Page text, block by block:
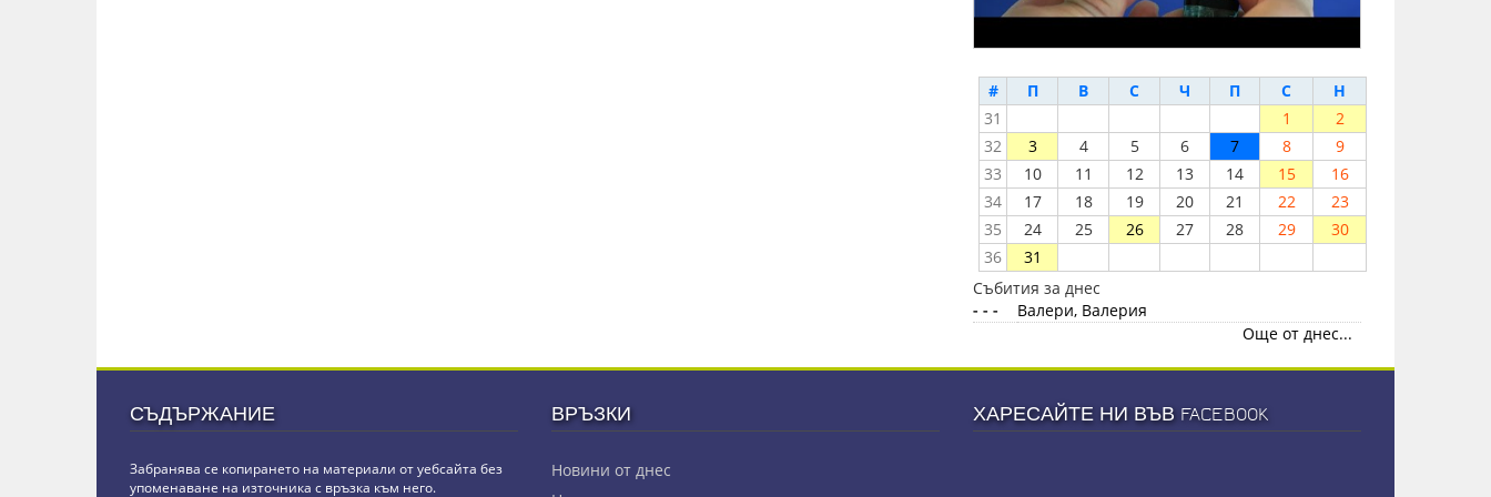
# П В С Ч П С
Н
31
1
2
32
3 4 5 6 7 8
9
33
10 11 12 13 14 15
16
34
17 18 19 20 21 22
23
35
24 25 26 27 28 29
30
36
31
Събития за днес
- - -
Валери, Валерия
Още от днес...
СЪДЪРЖАНИЕ
Забранява се копирането на материали от уебсайта без
упоменаване на източника с връзка към него.
ВРЪЗКИ
Новини от днес
ХАРЕСАЙТЕ НИ ВЪВ FACEBOOK